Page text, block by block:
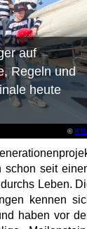
© RTL
auf
Regeln und
heute
schon seit
Leben.
kennen
haben vor